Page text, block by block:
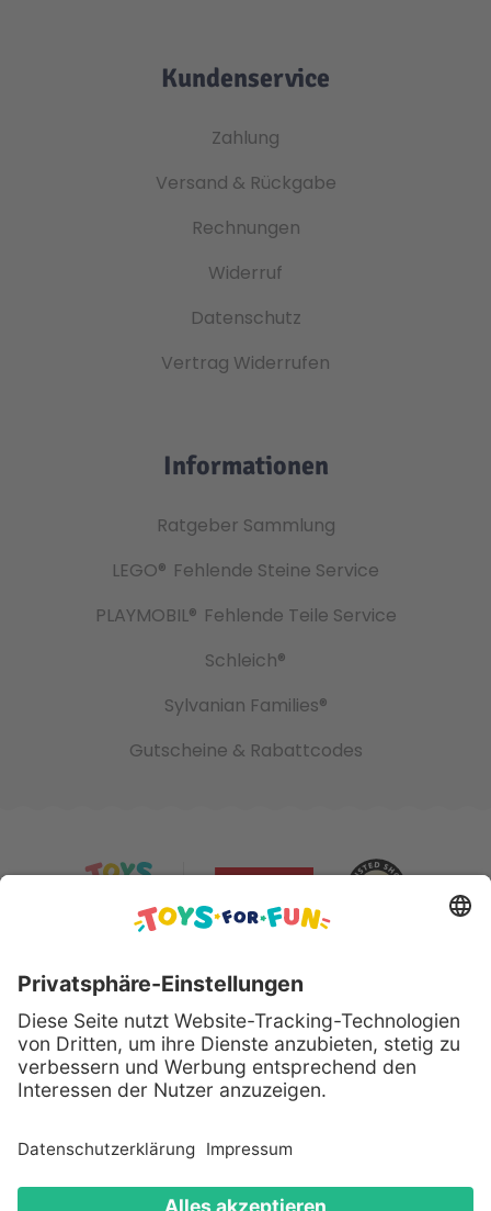
Kundenservice
Zahlung
Versand & Rückgabe
Rechnungen
Widerruf
Datenschutz
Vertrag Widerrufen
Informationen
Ratgeber Sammlung
LEGO® Fehlende Steine Service
PLAYMOBIL® Fehlende Teile Service
Schleich®
Sylvanian Families®
Gutscheine & Rabattcodes
Sicher bezahlen mit:
Alle genannten Produkte und Logos sind eingetragene
Warenzeichen der jeweiligen Hersteller.